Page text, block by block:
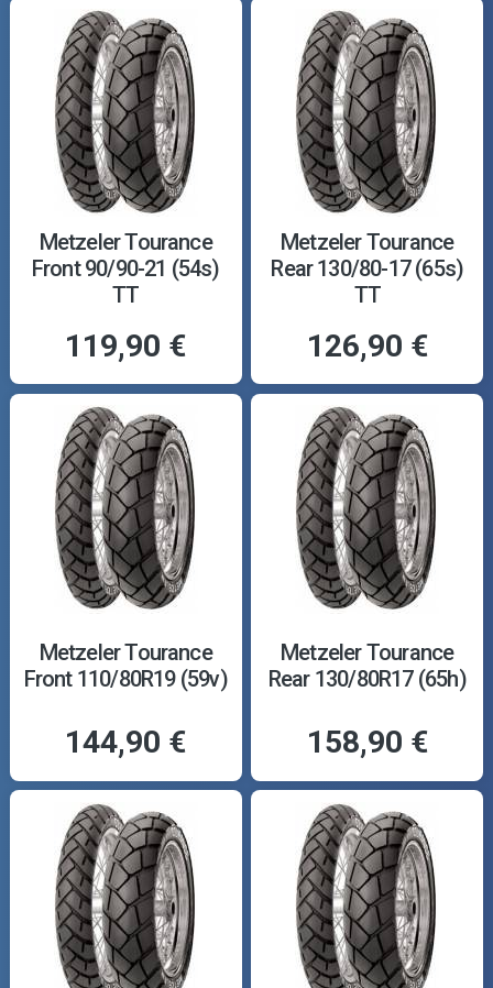
Metzeler Tourance
Front 90/90-21 (54s)
TT
119,90 €
Metzeler Tourance
Rear 130/80-17 (65s)
TT
126,90 €
Metzeler Tourance
Front 110/80R19 (59v)
144,90 €
Metzeler Tourance
Rear 130/80R17 (65h)
158,90 €